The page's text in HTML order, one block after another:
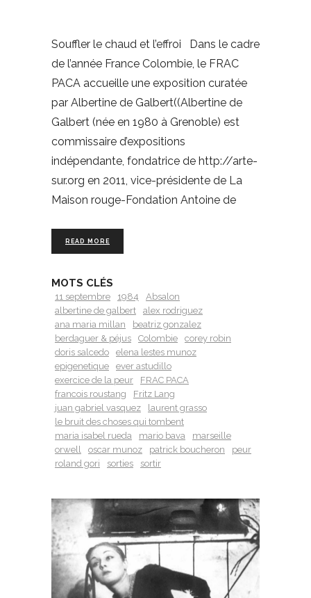
Souffler le chaud et l’effroi Dans le cadre
de l’année France Colombie, le FRAC
PACA accueille une exposition curatée
par Albertine de Galbert((Albertine de
Galbert (née en 1980 à Grenoble) est
commissaire d’expositions
indépendante, fondatrice de http://arte-
sur.org en 2011, vice-présidente de La
Maison rouge-Fondation Antoine de
READ MORE
MOTS CLÉS
11 septembre 1984
Absalon
albertine de galbert
alex rodriguez
ana maria millan
beatriz gonzalez
berdaguer & péjus
Colombie
corey robin
doris salcedo
elena lestes munoz
epigenetique
ever astudillo
exercice de la peur
FRAC PACA
francois roustang
Fritz Lang
juan gabriel vasquez
laurent grasso
le bruit des choses qui tombent
maria isabel rueda
mario bava
marseille
orwell
oscar munoz patrick boucheron
peur
roland gori
sorties sortir